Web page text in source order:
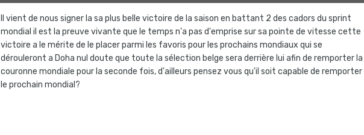
Il vient de nous signer la sa plus belle victoire de la saison en battant 2 des cadors du sprint
mondial il est la preuve vivante que le temps n'a pas d'emprise sur sa pointe de vitesse cette
victoire a le mérite de le placer parmi les favoris pour les prochains mondiaux qui se
dérouleront a Doha nul doute que toute la sélection belge sera derrière lui afin de remporter la
couronne mondiale pour la seconde fois, d'ailleurs pensez vous qu'il soit capable de remporter
le prochain mondial?